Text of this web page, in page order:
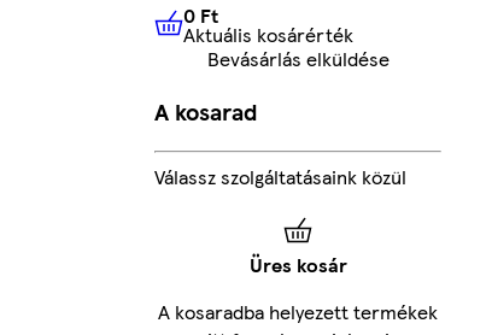
0 FtAktuális kosárérték
0 Ft
Aktuális kosárérték
Bevásárlás elküldése
A kosarad
Válassz szolgáltatásaink közül
Üres kosár
A kosaradba helyezett termékek